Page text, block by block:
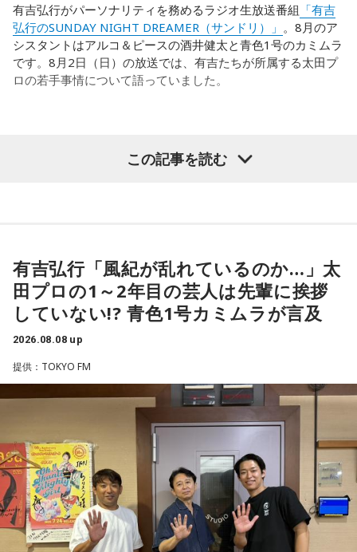
に対して変化しなきゃいけない。「こういうやり方をしま
す」「だったらこう対応します」と。
そうすると、対応された側がまた変えてくるんですよ、それ
も試合中に。ですから、ベンチからでも戦術や戦略はある程
ブラジル戦のときも「守ろう」という気持ちはなくても、ブ
だ、これは日本だけではなく、アルゼンチンと対戦したイン
グランドもそういう展開になったんですよ。サッカーってそ
ういうスポーツなんですよね。
つまり、ベンチから何か言っても（すぐに戦術を）変えられ
るほど簡単なスポーツではないんです。なぜならば、相手が
それに対してまた変化をしてくるから。だから“個”の力を高め
ね。
◆世界で戦うために必要な“個”の力
藤木：今回、日本代表はケガ人が続出しましたが、それでも
あの戦いができたというのは、選手層も相当厚くなったとい
うことでしょうか？
福田：そうですね。選手層は厚くなっているし、森保監督の
有吉弘行がパーソナリティを務めるラジオ生放送番組 「有吉
弘行のSUNDAY NIGHT DREAMER（サンドリ）」 。8月のア
シスタントはアルコ＆ピースの酒井健太と青色1号のカミムラ
です。8月2日（日）の放送では、有吉たちが所属する太田プ
ロの若手事情について語っていました。
とがあると切り出し、「賞レースで結果を残していないコン
ビ、（芸歴18年目の）ぐりんぴーすがよく愚痴をこぼしてい
るのは、最近の後輩は挨拶をしてくれないんだって（笑）」
と暴露します。
有吉自身は、今では後輩から挨拶されないことがまったくな
いため分からないと前置きしつつ、「ぐりんぴーすがそう言
っていたから……その辺はどう？ 風紀が乱れているかどうか」
と質問します。
これに対して、カミムラは「ぐりんぴーすさんが言っている
のは、1～2年目の芸人の子たちだと思うんですけど……たぶ
ん、その子たちは本当に挨拶していないと思います」と苦笑
い。有吉が「なんでなの？」と尋ねると、カミムラは「こん
なことを言うのもあれですけど、（ぐりんぴーすさんが）ど
ういう先輩か分かっていないんだと思います」と正直に語り
ます。
この記事を読む
有吉弘行「風紀が乱れているのか…」太
田プロの1～2年目の芸人は先輩に挨拶
していない!? 青色1号カミムラが言及
2026.08.08 up
提供：TOKYO FM